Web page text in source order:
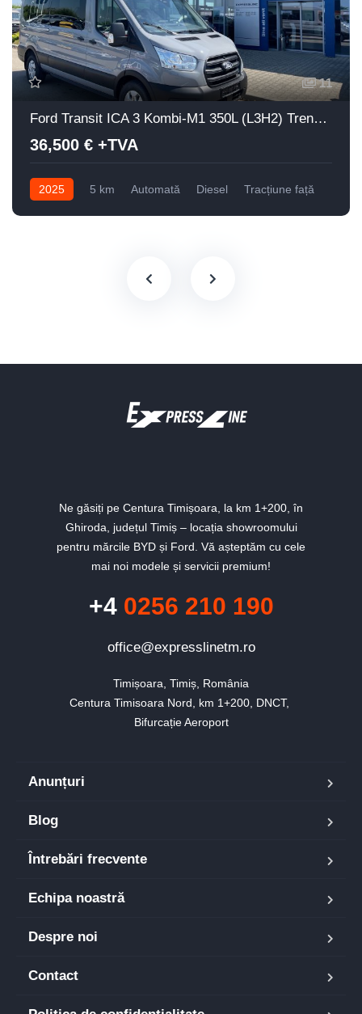
11
Ford Transit ICA 3 Kombi-M1 350L (L3H2) Trend 2.0L EcoBlue 150 CP A8 FWD
36,500 € +TVA
2025 5 km Automată Diesel Tracțiune față
Ne găsiți pe Centura Timișoara, la km 1+200, în
Ghiroda, județul Timiș – locația showroomului
pentru mărcile BYD și Ford. Vă așteptăm cu cele
mai noi modele și servicii premium!
+40256 210 190
office@expresslinetm.ro
Timișoara, Timiș, România
Centura Timisoara Nord, km 1+200, DNCT,
Bifurcație Aeroport
Anunțuri
Blog
Întrebări frecvente
Echipa noastră
Despre noi
Contact